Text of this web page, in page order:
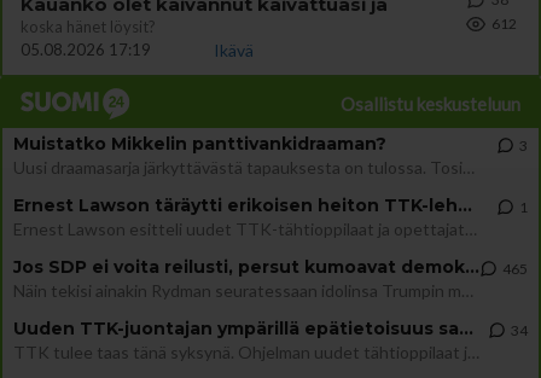
koska hänet löysit?
05.08.2026 17:19
Ikävä
612
Osallistu keskusteluun
Muistatko Mikkelin panttivankidraaman?
Uusi draamasarja järkyttävästä tapauksesta on tulossa. Tositapahtumiin perustuva sarja ammentaa vuoden 1986 Mikkelin pan
3
Ernest Lawson täräytti erikoisen heiton TTK-lehdistötilaisuudessa: " Onko tässä tarkoituksena...?" 1
Jos SDP ei voita reilusti, persut kumoavat demokratian Suomesta 465
Uuden TTK-juontajan ympärillä epätietoisuus sakenee - Nyt MTV hämmentää soppaa 34